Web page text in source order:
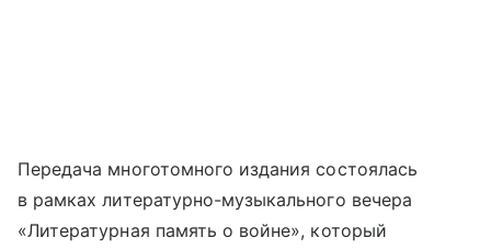
Передача многотомного издания состоялась
в рамках литературно-музыкального вечера
«Литературная память о войне», который